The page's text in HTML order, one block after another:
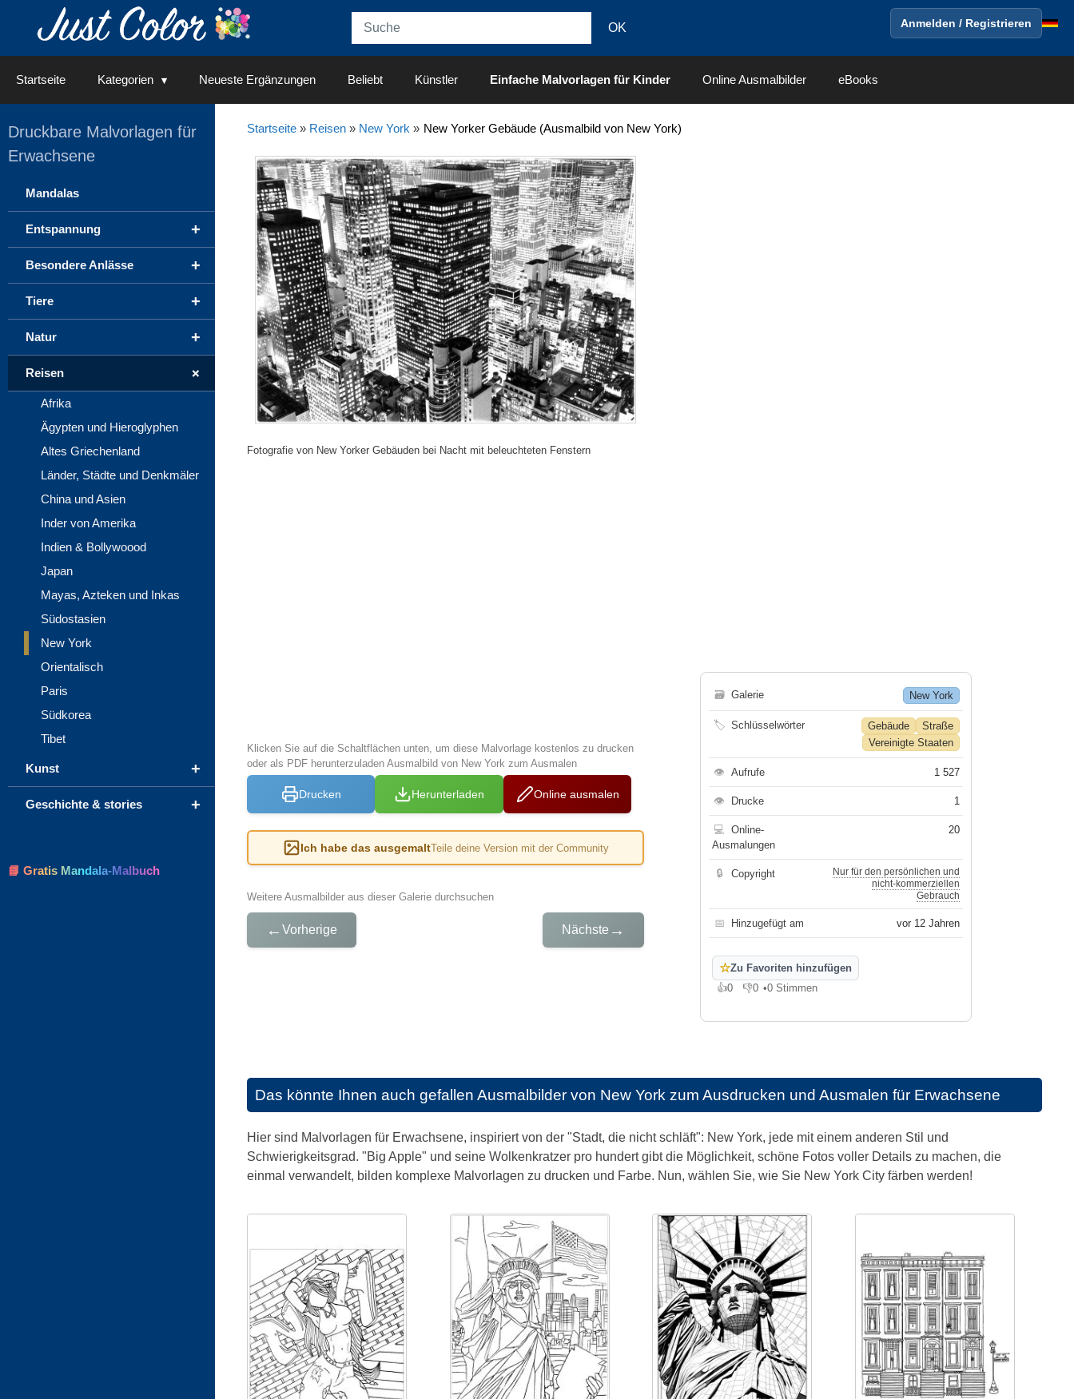
Anmelden / Registrieren
Startseite Kategorien Neueste Ergänzungen Beliebt Künstler Einfache Malvorlagen für Kinder Online Ausmalbilder eBooks
Startseite» Reisen» New York » New Yorker Gebäude (Ausmalbild von New York)
Fotografie von New Yorker Gebäuden bei Nacht mit beleuchteten Fenstern
Klicken Sie auf die Schaltflächen unten, um diese Malvorlage kostenlos zu drucken
oder als PDF herunterzuladen Ausmalbild von New York zum Ausmalen
Drucken Herunterladen Online ausmalen
Ich habe das ausgemaltTeile deine Version mit der Community
Weitere Ausmalbilder aus dieser Galerie durchsuchen
← Vorherige Nächste →
🗃 Galerie New York
🏷 Schlüsselwörter Gebäude
Straße
Vereinigte Staaten
👁 Aufrufe 1 527
👁 Drucke 1
💻
Online-
Ausmalungen
20
🔒 Copyright
Nur für den persönlichen und
nicht-kommerziellen
Gebrauch
📅 Hinzugefügt am vor 12 Jahren
☆Zu Favoriten hinzufügen
👍0
Gefällt mir
👎0
Gefällt mir nicht
•0 Stimmen
Das könnte Ihnen auch gefallen Ausmalbilder von New York zum Ausdrucken und Ausmalen für Erwachsene
Hier sind Malvorlagen für Erwachsene, inspiriert von der "Stadt, die nicht schläft": New York, jede mit einem anderen Stil und
Schwierigkeitsgrad. "Big Apple" und seine Wolkenkratzer pro hundert gibt die Möglichkeit, schöne Fotos voller Details zu machen, die
einmal verwandelt, bilden komplexe Malvorlagen zu drucken und Farbe. Nun, wählen Sie, wie Sie New York City färben werden!
Druckbare Malvorlagen für
Erwachsene
Mandalas
+
Entspannung
+
Besondere Anlässe
+
Tiere
+
Natur
+
Reisen
Afrika
Ägypten und Hieroglyphen
Altes Griechenland
Länder, Städte und Denkmäler
China und Asien
Inder von Amerika
Indien & Bollywoood
Japan
Mayas, Azteken und Inkas
Südostasien
New York
Orientalisch
Paris
Südkorea
Tibet
+
Kunst
+
Geschichte & stories
📘 Gratis Mandala-Malbuch